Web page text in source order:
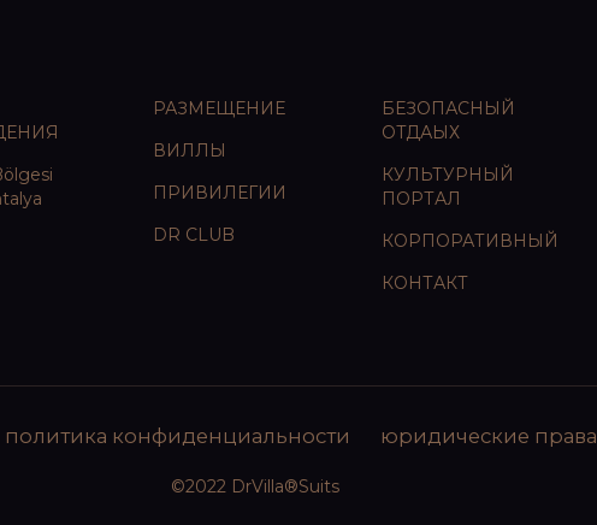
РАЗМЕЩЕНИЕ
ВИЛЛЫ
ПРИВИЛЕГИИ
DR CLUB
БЕЗОПАСНЫЙ
ОТДАЫХ
КУЛЬТУРНЫЙ
ПОРТАЛ
КОРПОРАТИВНЫЙ
КОНТАКТ
политика конфиденциальности юридические права
©2022 DrVilla®Suits